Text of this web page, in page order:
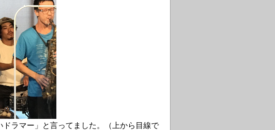
ラマー」と言ってました。（上から目線で